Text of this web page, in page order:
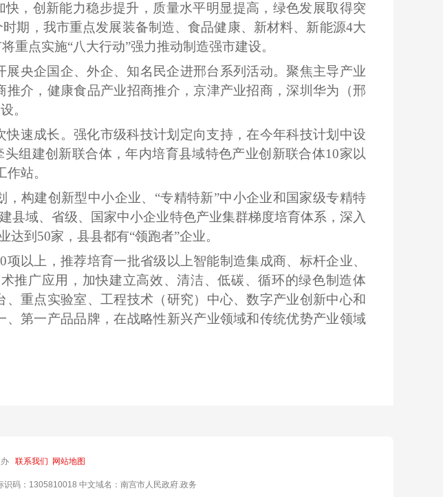
，创新能力稳步提升，质量水平明显提高，绿色发展取得突
期，我市重点发展装备制造、食品健康、新材料、新能源4大
重点实施“八大行动”强力推动制造强市建设。
央企国企、外企、知名民企进邢台系列活动。聚焦主导产业
介，健康食品产业招商推介，京津产业招商，深圳华为（邢
。
速成长。强化市级科技计划定向支持，在今年科技计划中设
组建创新联合体，年内培育县域特色产业创新联合体10家以
站。
构建创新型中小企业、 “专精特新”中小企业和国家级专精特
县域、省级、国家中小企业特色产业集群梯度培育体系，深入
到50家，县县都有“领跑者”企业。
项以上，推荐培育一批省级以上智能制造集成商、标杆企业、
推广应用，加快建立高效、清洁、低碳、循环的绿色制造体
重点实验室、工程技术（研究）中心、数字产业创新中心和
第一产品品牌，在战略性新兴产业领域和传统优势产业领域
办 联系我们 网站地图
识码：1305810018 中文域名：南宫市人民政府.政务